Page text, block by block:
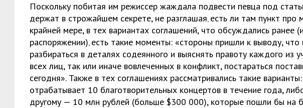
Поскольку побитая им режиссер жаждала подвести певца под
держат в строжайшем секрете, не разглашая‚ есть ли там пункт
крайней мере, в тех вариантах соглашений, что обсуждались ранее
распоряжении)‚ есть такие моменты: «стороны пришли к выводу,
разбираться в деталях содеянного и выяснять правоту каждого из
всех лиц, так или иначе вовлеченных в конфликт, постараться
сегодня». Также в тех соглашениях рассматривались такие
отрабатывает 10 благотворительных концертов в течение года,
другому — 10 млн рублей (больше $300 000), которые пошли бы на